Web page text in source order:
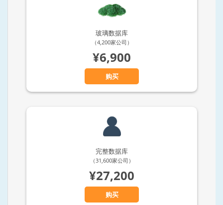
玻璃数据库
（4,200家公司）
¥6,900
购买
完整数据库
（31,600家公司）
¥27,200
购买